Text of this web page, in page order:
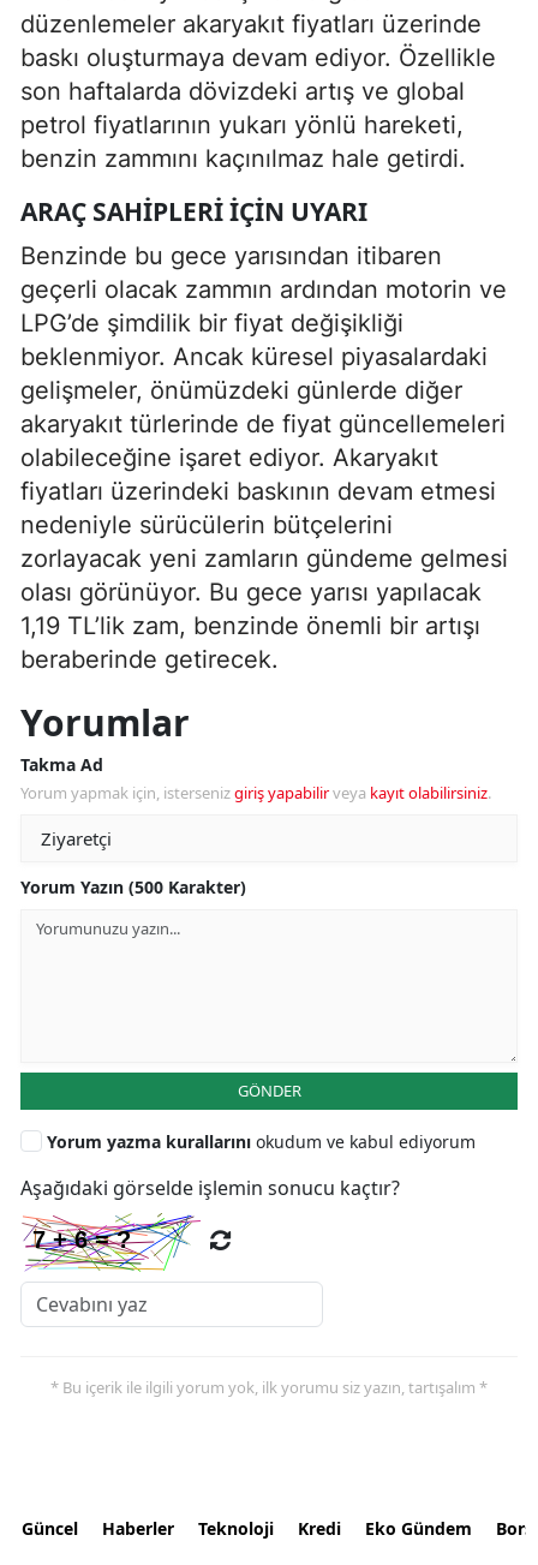
düzenlemeler akaryakıt fiyatları üzerinde
baskı oluşturmaya devam ediyor. Özellikle
son haftalarda dövizdeki artış ve global
petrol fiyatlarının yukarı yönlü hareketi,
benzin zammını kaçınılmaz hale getirdi.
ARAÇ SAHIPLERI İÇIN UYARI
Benzinde bu gece yarısından itibaren
geçerli olacak zammın ardından motorin ve
LPG’de şimdilik bir fiyat değişikliği
beklenmiyor. Ancak küresel piyasalardaki
gelişmeler, önümüzdeki günlerde diğer
akaryakıt türlerinde de fiyat güncellemeleri
olabileceğine işaret ediyor. Akaryakıt
fiyatları üzerindeki baskının devam etmesi
nedeniyle sürücülerin bütçelerini
zorlayacak yeni zamların gündeme gelmesi
olası görünüyor. Bu gece yarısı yapılacak
1,19 TL’lik zam, benzinde önemli bir artışı
beraberinde getirecek.
Yorumlar
Takma Ad
Yorum yapmak için, istersenizgiriş yapabilirveya kayıt olabilirsiniz.
Yorum Yazın (500 Karakter)
GÖNDER
Yorum yazma kurallarını okudum ve kabul ediyorum
Aşağıdaki görselde işlemin sonucu kaçtır?
* Bu içerik ile ilgili yorum yok, ilk yorumu siz yazın, tartışalım *
Güncel Haberler Teknoloji Kredi Eko Gündem